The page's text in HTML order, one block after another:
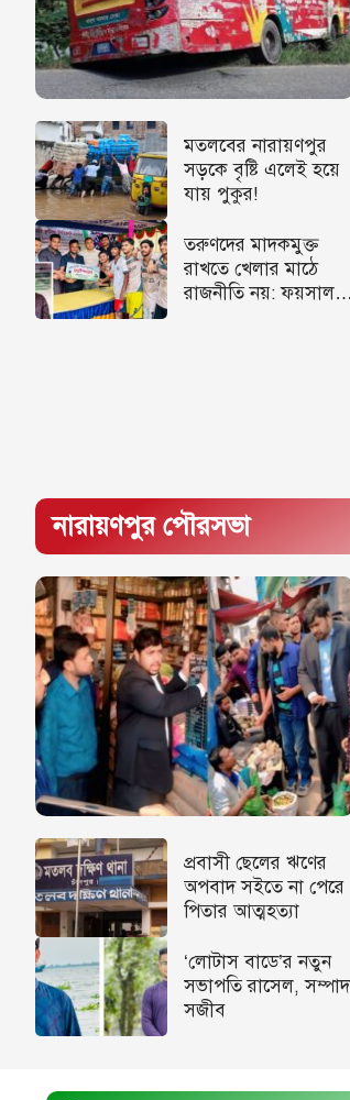
মতলবের নারায়ণপুর
সড়কে বৃষ্টি এলেই হয়ে
যায় পুকুর!
তরুণদের মাদকমুক্ত
রাখতে খেলার মাঠে
রাজনীতি নয়: ফয়সাল
নারায়ণপুর পৌরসভা
প্রবাসী ছেলের ঋণের
অপবাদ সইতে না পেরে
পিতার আত্মহত্যা
‘লোটাস বাডে’র নতুন
সভাপতি রাসেল,
সজীব